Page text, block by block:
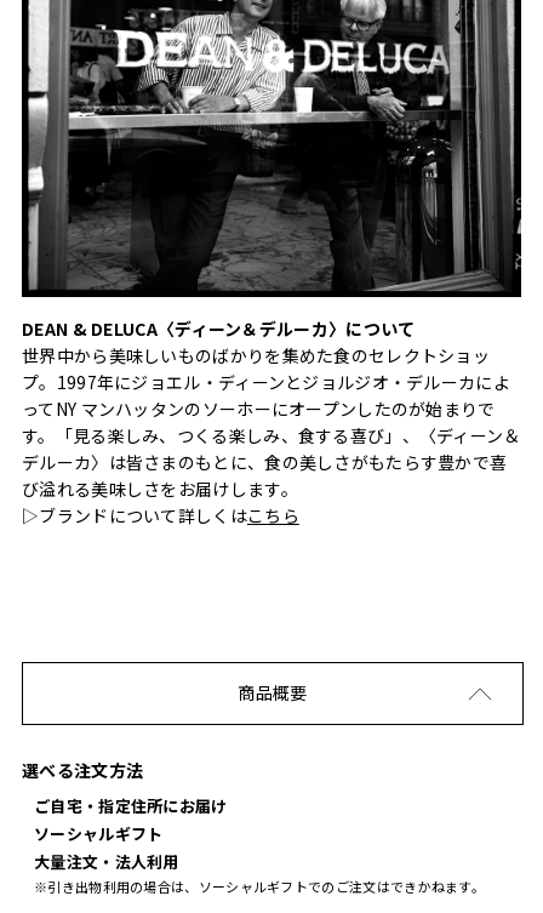
DEAN & DELUCA〈ディーン＆デルーカ〉について
世界中から美味しいものばかりを集めた食のセレクトショッ
プ。1997年にジョエル・ディーンとジョルジオ・デルーカによ
ってNY マンハッタンのソーホーにオープンしたのが始まりで
す。「見る楽しみ、つくる楽しみ、食する喜び」、〈ディーン＆
デルーカ〉は皆さまのもとに、食の美しさがもたらす豊かで喜
び溢れる美味しさをお届けします。
▷ブランドについて詳しくはこちら
商品概要
選べる注文方法
ご自宅・指定住所にお届け
ソーシャルギフト
大量注文・法人利用
※引き出物利用の場合は、ソーシャルギフトでのご注文はできかねます。